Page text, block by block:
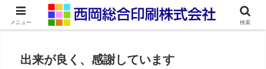
ネット印刷通販・オンデマンド印刷
出来が良く、感謝しています
メニュー 検索